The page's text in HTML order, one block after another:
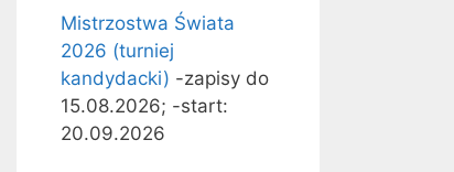
Mistrzostwa Świata
2026 (turniej
kandydacki) -zapisy do
15.08.2026; -start:
20.09.2026